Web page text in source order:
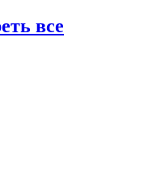
все